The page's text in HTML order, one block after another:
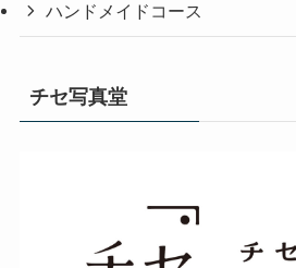
ハンドメイドコース
チセ写真堂